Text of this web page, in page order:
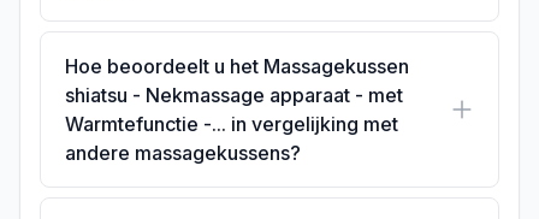
Hoe beoordeelt u het Massagekussen
shiatsu - Nekmassage apparaat - met
Warmtefunctie -... in vergelijking met
andere massagekussens?